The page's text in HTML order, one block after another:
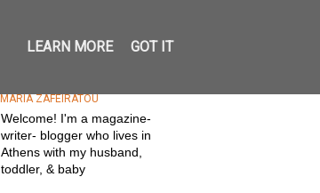
MARIA ZAFEIRATOU
Welcome! I'm a magazine-
writer- blogger who lives in
Athens with my husband,
toddler, & baby
LEARN MORE GOT IT